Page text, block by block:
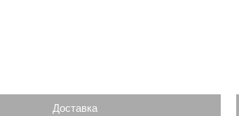
Доставка